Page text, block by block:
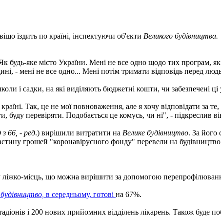
їздить по країні, інспектуючи об'єкти Великого будівництва.
будь-яке місто України. Мені не все одно щодо тих програм,
- мені не все одно... Мені потім тримати відповідь перед
і садки, на які виділяють бюджетні кошти, чи забезпечені
Так, це не мої повноваження, але я хочу відповідати за
буду перевіряти. Подобається це комусь, чи ні", - підкреслив
з 66, - ред.) вирішили витратити на Велике будівництво. За його
грошей "коронавірусного фонду" перевели на будівництво
ліжко-місць, що можна вирішити за допомогою
в середньому, готові на 67%.
і 200 нових прийомних відділень лікарень. Також буде